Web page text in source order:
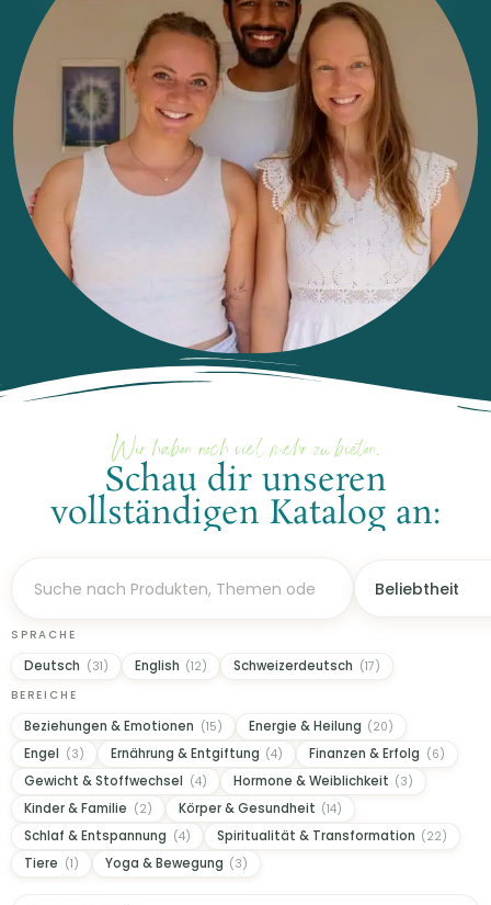
Wir haben noch viel mehr zu bieten.
Schau dir unseren
vollständigen Katalog an:
SPRACHE
Deutsch (31) English (12) Schweizerdeutsch (17)
BEREICHE
Beziehungen & Emotionen (15) Energie & Heilung (20)
Engel (3) Ernährung & Entgiftung (4) Finanzen & Erfolg (6)
Gewicht & Stoffwechsel (4) Hormone & Weiblichkeit (3)
Kinder & Familie (2) Körper & Gesundheit (14)
Schlaf & Entspannung (4) Spiritualität & Transformation (22)
Tiere (1) Yoga & Bewegung (3)